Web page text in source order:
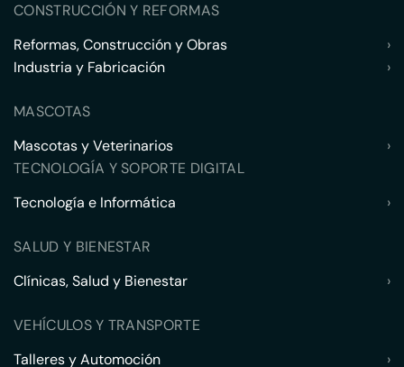
CONSTRUCCIÓN Y REFORMAS
Reformas, Construcción y Obras
›
Industria y Fabricación
›
MASCOTAS
Mascotas y Veterinarios
›
TECNOLOGÍA Y SOPORTE DIGITAL
Tecnología e Informática
›
SALUD Y BIENESTAR
Clínicas, Salud y Bienestar
›
VEHÍCULOS Y TRANSPORTE
Talleres y Automoción
›